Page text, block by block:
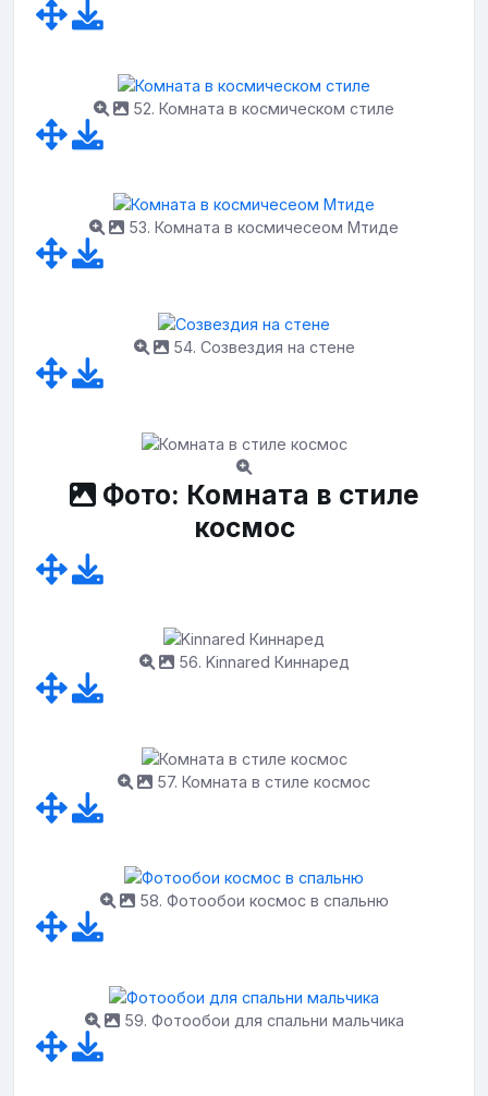
52. Комната в космическом стиле
53. Комната в космичесеом Мтиде
54. Созвездия на стене
Фото: Комната в стиле
космос
56. Kinnared Киннаред
57. Комната в стиле космос
58. Фотообои космос в спальню
59. Фотообои для спальни мальчика